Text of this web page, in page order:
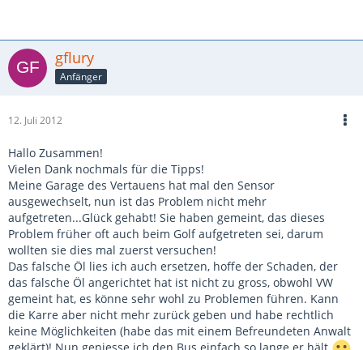
gflury
Anfänger
12. Juli 2012
Hallo Zusammen!
Vielen Dank nochmals für die Tipps!
Meine Garage des Vertauens hat mal den Sensor
ausgewechselt, nun ist das Problem nicht mehr
aufgetreten...Glück gehabt! Sie haben gemeint, das dieses
Problem früher oft auch beim Golf aufgetreten sei, darum
wollten sie dies mal zuerst versuchen!
Das falsche Öl lies ich auch ersetzen, hoffe der Schaden, der
das falsche Öl angerichtet hat ist nicht zu gross, obwohl VW
gemeint hat, es könne sehr wohl zu Problemen führen. Kann
die Karre aber nicht mehr zurück geben und habe rechtlich
keine Möglichkeiten (habe das mit einem Befreundeten Anwalt